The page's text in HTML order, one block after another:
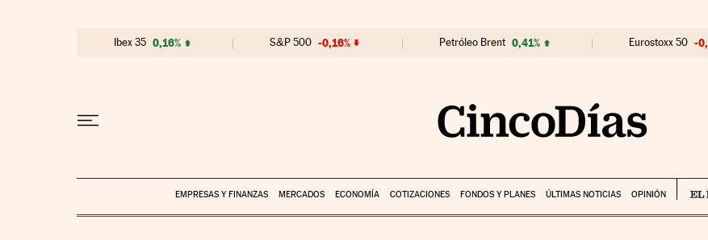
Ibex 35 0,16% S&P 500 -0,16% Petróleo Brent 0,41% Eurostoxx 50 -
EMPRESAS Y FINANZAS MERCADOS ECONOMÍA COTIZACIONES FONDOS Y PLANES ÚLTIMAS NOTICIAS OPINIÓN